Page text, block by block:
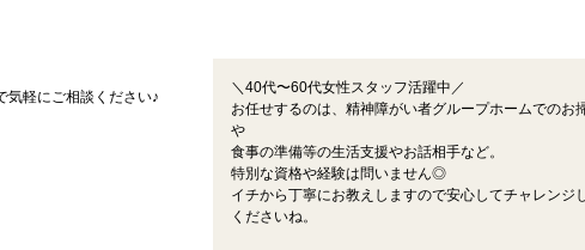
気軽にご相談ください♪
＼40代〜60代女性スタッフ活躍中／
お任せするのは、精神障がい者グループホームでのお
や
食事の準備等の生活支援やお話相手など。
特別な資格や経験は問いません◎
イチから丁寧にお教えしますので安心してチャレンジ
くださいね。